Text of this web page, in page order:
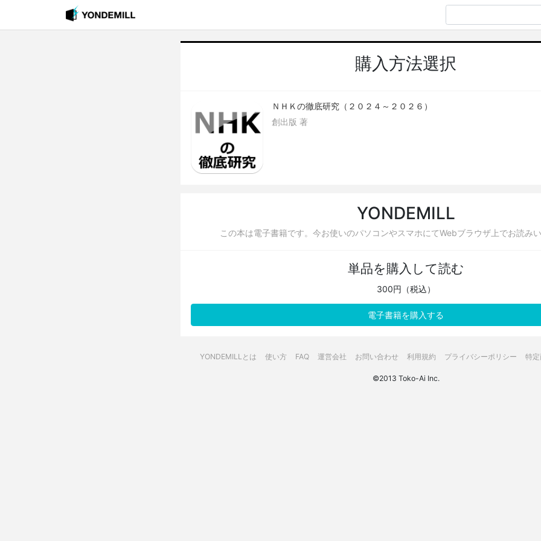
購入方法選択
ＮＨＫの徹底研究（２０２４～２０２６）
創出版 著
YONDEMILL
この本は電子書籍です。今お使いのパソコンやスマホにてWebブラウザ上でお読みい
単品を購入して読む
300円（税込）
電子書籍を購入する
YONDEMILLとは 使い方 FAQ 運営会社 お問い合わせ 利用規約 プライバシーポリシー 特
©2013 Toko-Ai Inc.